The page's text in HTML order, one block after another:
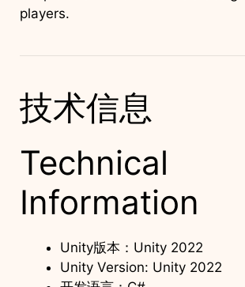
players.
技术信息
Technical
Information
Unity版本：Unity 2022
Unity Version: Unity 2022